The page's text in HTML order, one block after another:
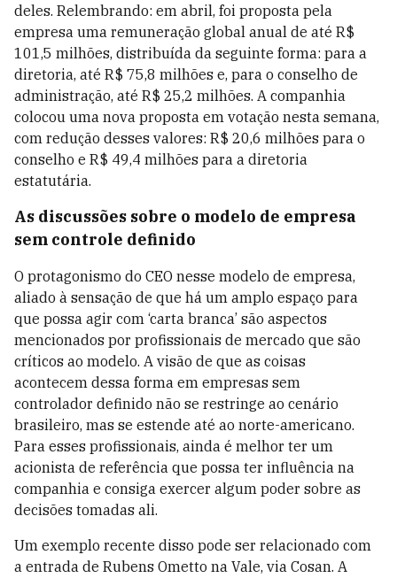
deles. Relembrando: em abril, foi proposta pela
empresa uma remuneração global anual de até R$
101,5 milhões, distribuída da seguinte forma: para a
diretoria, até R$ 75,8 milhões e, para o conselho de
administração, até R$ 25,2 milhões. A companhia
colocou uma nova proposta em votação nesta semana,
com redução desses valores: R$ 20,6 milhões para o
conselho e R$ 49,4 milhões para a diretoria
estatutária.
As discussões sobre o modelo de empresa
sem controle definido
O protagonismo do CEO nesse modelo de empresa,
aliado à sensação de que há um amplo espaço para
que possa agir com ‘carta branca’ são aspectos
mencionados por profissionais de mercado que são
críticos ao modelo. A visão de que as coisas
acontecem dessa forma em empresas sem
controlador definido não se restringe ao cenário
brasileiro, mas se estende até ao norte-americano.
Para esses profissionais, ainda é melhor ter um
acionista de referência que possa ter influência na
companhia e consiga exercer algum poder sobre as
decisões tomadas ali.
Um exemplo recente disso pode ser relacionado com
a entrada de Rubens Ometto na Vale, via Cosan. A